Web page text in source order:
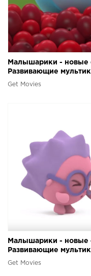
Малышарики - новые
Развивающие
Get Movies
Малышарики - новые
Развивающие
Get Movies